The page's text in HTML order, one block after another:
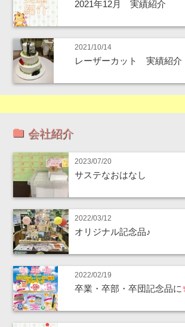
2021年12月 実績紹介
2021/10/14
レーザーカット 実績紹介
会社紹介
2023/07/20
サステなおはなし
2022/03/12
オリジナル記念品♪
2022/02/19
卒業・卒部・卒団記念品に